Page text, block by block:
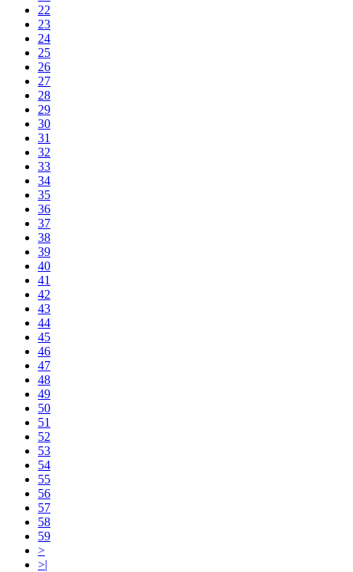
22
23
24
25
26
27
28
29
30
31
32
33
34
35
36
37
38
39
40
41
42
43
44
45
46
47
48
49
50
51
52
53
54
55
56
57
58
59
>
>|